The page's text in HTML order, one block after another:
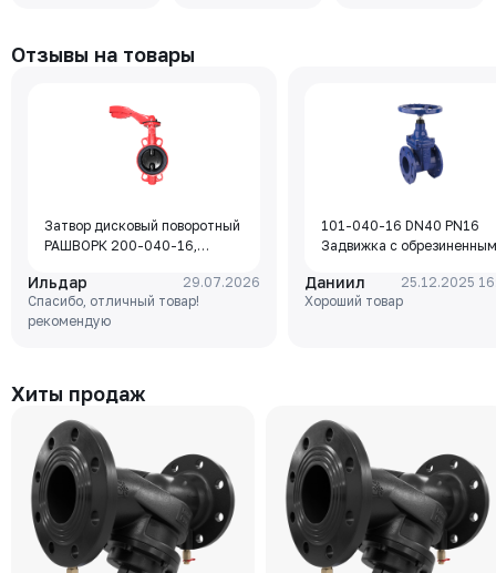
Отзывы на товары
Затвор дисковый поворотный
РАШВОРК 200-040-16,
250 (GG25), диск - GJS-400-
15 (GGG40), уплотнение -
EPDM, М/Ф, рукоятка
Ильдар
29.07.2026
Спасибо, отличный товар!
рекомендую
101-040-16 DN40 PN16
Задвижка с обрезиненным
чугун, клин-EPDM,
Tmax=110°C Ф/Ф
Даниил
25.12.2025
Хороший товар
Хиты продаж